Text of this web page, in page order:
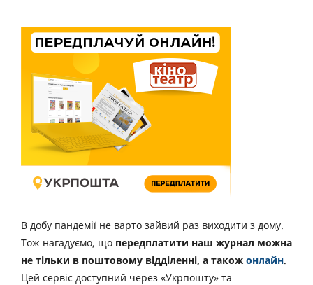
В добу пандемії не варто зайвий раз виходити з дому.
Тож нагадуємо, що передплатити наш журнал можна
не тільки в поштовому відділенні, а також онлайн.
Цей сервіс доступний через «Укрпошту» та